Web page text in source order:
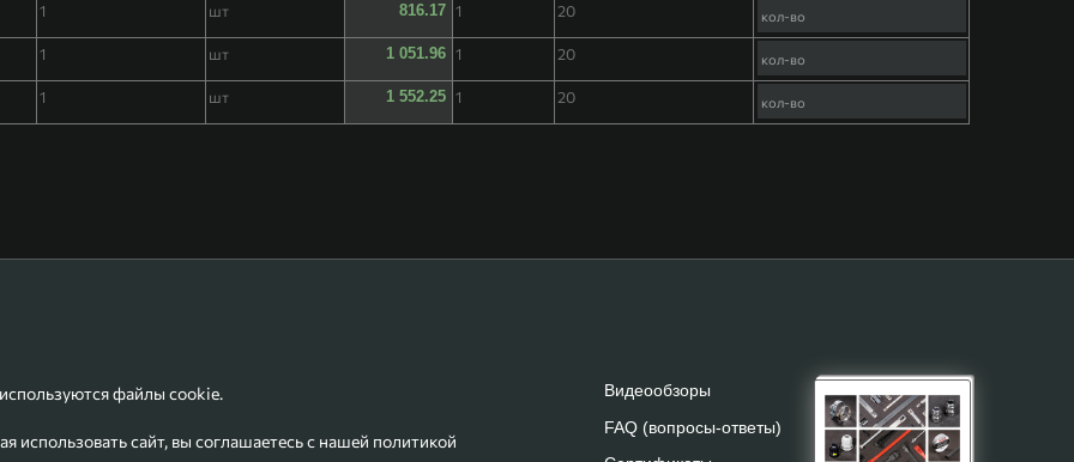
1 шт 816.17 1 20
1 шт 1 051.96 1 20
1 шт 1 552.25 1 20
файлы cookie.
использовать сайт, вы соглашаетесь с нашей политикой
Видеообзоры
FAQ (вопросы-ответы)